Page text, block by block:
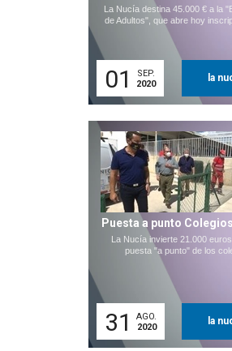
La Nucía destina 45.000 € a la
de Adultos", que abre hoy
01
SEP.
2020
la
Puesta a punto
La Nucía invierte 21.000
puesta "a punto" de los
31
AGO.
2020
la